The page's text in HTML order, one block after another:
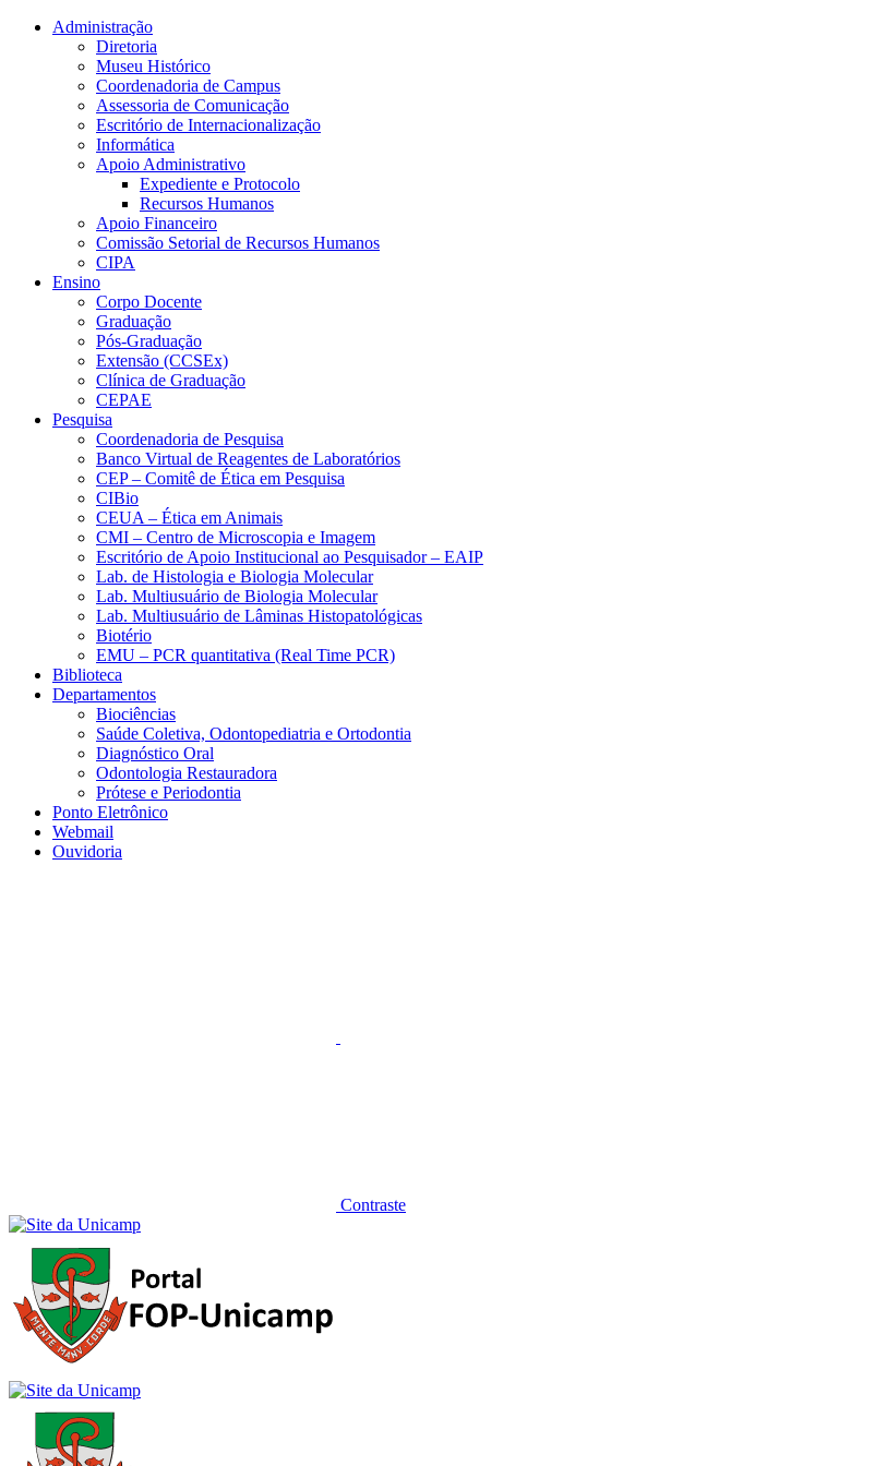
Conteúdo principal Menu principal
Administração
Diretoria
Museu Histórico
Coordenadoria de Campus
Assessoria de Comunicação
Escritório de Internacionalização
Informática
Apoio Administrativo
Expediente e Protocolo
Recursos Humanos
Apoio Financeiro
Comissão Setorial de Recursos Humanos
CIPA
Ensino
Corpo Docente
Graduação
Pós-Graduação
Extensão (CCSEx)
Clínica de Graduação
CEPAE
Pesquisa
Coordenadoria de Pesquisa
Banco Virtual de Reagentes de Laboratórios
CEP – Comitê de Ética em Pesquisa
CIBio
CEUA – Ética em Animais
CMI – Centro de Microscopia e Imagem
Escritório de Apoio Institucional ao Pesquisador – EAIP
Lab. de Histologia e Biologia Molecular
Lab. Multiusuário de Biologia Molecular
Lab. Multiusuário de Lâminas Histopatológicas
Biotério
EMU – PCR quantitativa (Real Time PCR)
Biblioteca
Departamentos
Biociências
Saúde Coletiva, Odontopediatria e Ortodontia
Diagnóstico Oral
Odontologia Restauradora
Prótese e Periodontia
Ponto Eletrônico
Webmail
Ouvidoria
Contraste